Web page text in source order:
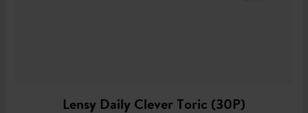
Lensy Daily Clever Toric (30P)